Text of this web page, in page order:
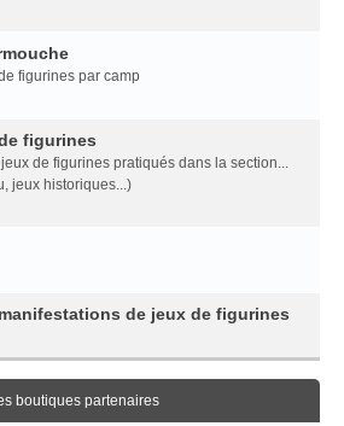
figurines par camp
figurines
de figurines pratiqués dans la section...
jeux historiques...)
de jeux de figurines
boutiques partenaires